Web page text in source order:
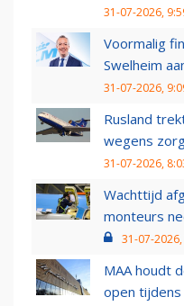
31-07-2026,
Voormalig
Swelheim
31-07-2026,
Rusland
wegens
31-07-2026,
Wachttijd
monteurs
31-07-2026,
MAA houdt
open